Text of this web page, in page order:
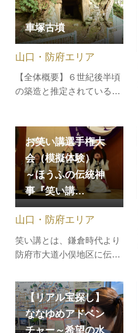
（とびふね）が頻繁に出入
りし、「瀬戸内の飛脚船」
として活躍したと残されて
（やまとやま…
車塚古墳
【全体概要】６世紀後半頃
の築造と推定されている全
としては有数の大きさで
す。県内で唯一、前方部と
後円部にそれぞれ石室があ
ります。現在、天御中主神
社（妙見社）の境内地とな
は稲荷社殿が…
山口・防府エリア
お笑い講選手権大
会（模擬体験）
～ほうふの伝統神
事『笑い講…
笑い講とは、鎌倉時代より
防府市大道小俣地区に伝わ
作に感謝し、翌年の豊穣を
祈念し、今年の苦しかった
こと、悲しかったことを忘
れるため、3回の笑いを神
山口・防府エリア
【リアル宝探し】
ななゆめアドベン
チャー～希望の水